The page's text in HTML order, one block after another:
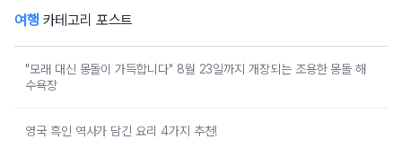
여행 카테고리 포스트
"모래 대신 몽돌이 가득합니다" 8월 23일까지 개장되는 조용한 몽돌 해
수욕장
영국 흑인 역사가 담긴 요리 4가지 추천!